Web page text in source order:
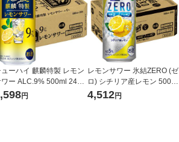
ーハイ 麒麟特製 レモン
ー ALC.9% 500ml 24本
ン 酎ハイ
円
レモンサワー 氷結ZERO (ゼ
ロ) シチリア産レモン 500ml
１ケース(24本) チューハイ
4,512円